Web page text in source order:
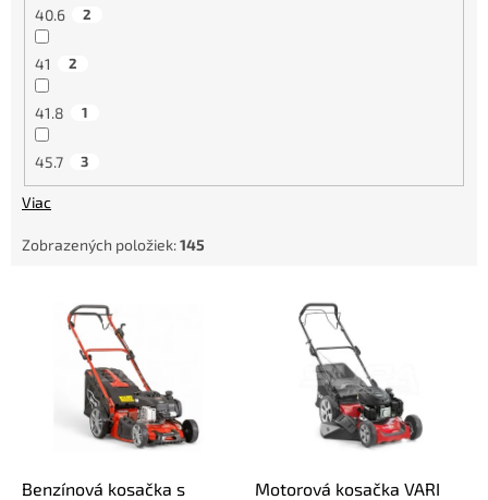
40.6 2
41 2
41.8 1
45.7 3
Viac
Zobrazených položiek:145
Benzínová kosačka s
Motorová kosačka VARI